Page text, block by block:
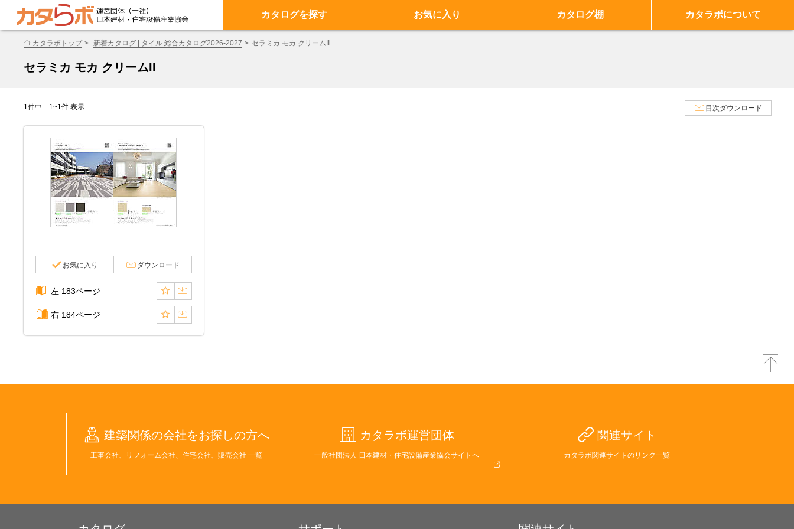
カタログを探す お気に入り カタログ棚 カタラボについて
カタラボトップ 新着カタログ | タイル 総合カタログ2026-2027 セラミカ モカ クリームII
セラミカ モカ クリームII
1件中 1~1件 表示 目次ダウンロード
お気に入り ダウンロード
左 183ページ
右 184ページ
建築関係の会社をお探しの方へ
工事会社、リフォーム会社、住宅会社、販売会社 一覧
カタラボ運営団体
一般社団法人 日本建材・住宅設備産業協会サイトへ
関連サイト
カタラボ関連サイトのリンク一覧